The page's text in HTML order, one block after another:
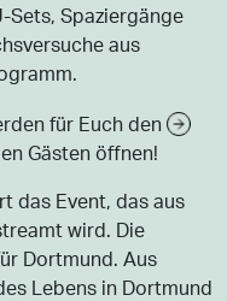
Sets, Spaziergänge
aus
für Euch den
Gästen öffnen!
das Event, das aus
wird. Die
Dortmund. Aus
Lebens in Dortmund